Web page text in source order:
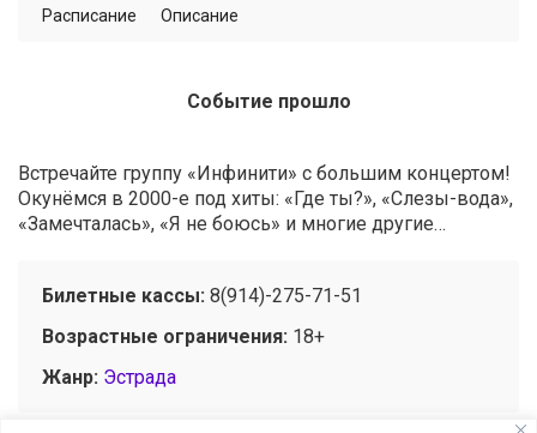
Расписание Описание
Событие прошло
Встречайте группу «Инфинити» с большим концертом!
Окунёмся в 2000-е под хиты: «Где ты?», «Слезы-вода»,
«Замечталась», «Я не боюсь» и многие другие…
Билетные кассы: 8(914)-275-71-51
Возрастные ограничения: 18+
Жанр: Эстрада